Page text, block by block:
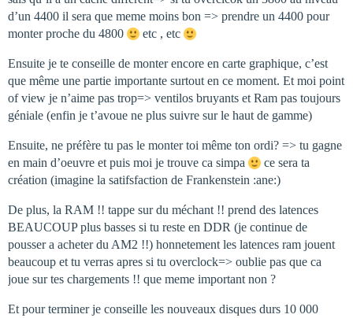
d’un 4400 il sera que meme moins bon => prendre un 4400 pour
monter proche du 4800
etc , etc
Ensuite je te conseille de monter encore en carte graphique, c’est
que même une partie importante surtout en ce moment. Et moi point
of view je n’aime pas trop=> ventilos bruyants et Ram pas toujours
géniale (enfin je t’avoue ne plus suivre sur le haut de gamme)
Ensuite, ne préfère tu pas le monter toi même ton ordi? => tu gagne
en main d’oeuvre et puis moi je trouve ca simpa
ce sera ta
création (imagine la satifsfaction de Frankenstein :ane:)
De plus, la RAM !! tappe sur du méchant !! prend des latences
BEAUCOUP plus basses si tu reste en DDR (je continue de
pousser a acheter du AM2 !!) honnetement les latences ram jouent
beaucoup et tu verras apres si tu overclock=> oublie pas que ca
joue sur tes chargements !! que meme important non ?
Et pour terminer je conseille les nouveaux disques durs 10 000